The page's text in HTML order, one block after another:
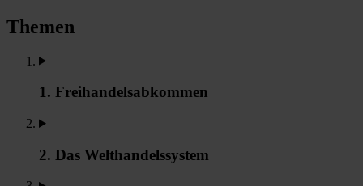
Themen
1. Freihandelsabkommen
2. Das Welthandelssystem